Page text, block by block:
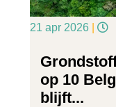
21 apr 2026
op 10
blijft...